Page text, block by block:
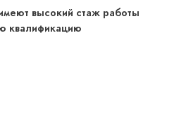
высокий стаж работы
квалификацию